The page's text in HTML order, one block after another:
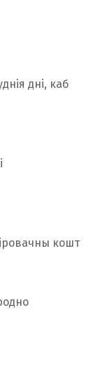
дні, каб
кошт